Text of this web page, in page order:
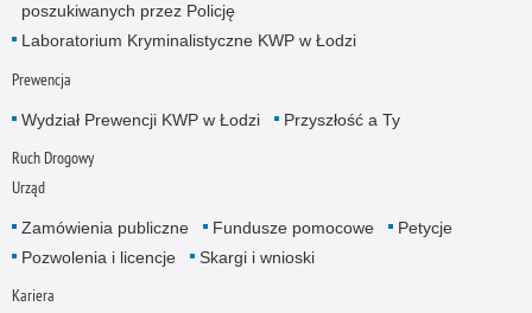
poszukiwanych przez Policję
Laboratorium Kryminalistyczne KWP w Łodzi
Prewencja
Wydział Prewencji KWP w Łodzi Przyszłość a Ty
Ruch Drogowy
Urząd
Zamówienia publiczne Fundusze pomocowe
Petycje
Pozwolenia i licencje
Skargi i wnioski
Kariera